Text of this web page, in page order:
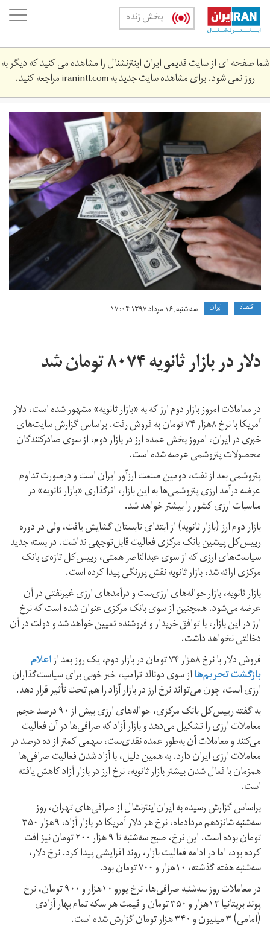
Skip
main
content
پخش زنده
شما صفحه ای از سایت قدیمی ایران اینترنشنال را مشاهده می کنید که دیگر به
روز نمی شود. برای مشاهده سایت جدید بهiranintl.comمراجعه کنید.
dollar.jpg
اقتصاد ايران سه شنبه, ۱۶ مرداد ۱۳۹۷ ۱۷:۰۴
دلار در بازار ثانویه ۸۰۷۴ تومان شد
در معاملات امروز بازار دوم ارز که به «بازار ثانویه» مشهور شده است، دلار
آمریکا با نرخ ۸هزار ۷۴ تومان به فروش رفت. براساس گزارش سایت‌های
خبری در ایران، امروز بخش عمده ارز در بازار دوم، از سوی صادرکنندگان
محصولات پتروشمی عرصه شده است.
پتروشمی بعد از نفت، دومین صنعت ارزآور ایران است و درصورت تداوم
عرضه درآمد ارزی پتروشمی‌ها به این بازار، اثرگذاری «بازار ثانویه» در
مناسبات ارزی کشور را بیشتر خواهد شد.
بازار دوم ارز (بازار ثانویه) از ابتدای تابستان گشایش یافت، ولی در دوره
رییس‌کل پیشین بانک مرکزی فعالیت قابل‌توجهی نداشت. در بسته جدید
سیاست‌های ارزی که از سوی عبدالناصر همتی، رییس‌کل تازه‌ی بانک
مرکزی ارائه شد، بازار ثانویه نقش پررنگی پیدا کرده است.
بازار ثانویه، بازار حواله‌های ارزی‌ست و درآمدهای ارزی غیرنفتی در آن
عرضه می‌شود. همچنین از سوی بانک مرکزی عنوان شده است که نرخ
ارز در این بازار، با توافق خریدار و فروشنده تعیین خواهد شد و دولت در آن
دخالتی نخواهد داشت.
فروش دلار با نرخ ۸هزار ۷۴ تومان در بازار دوم، یک روز بعد از
اعلام
بازگشت تحریم‌هااز سوی دونالد ترامپ، خبر خوبی برای سیاست‌گذاران
ارزی است، چون می‌تواند نرخ ارز در بازار آزاد را هم تحت تأثیر قرار دهد.
به گفته رییس‌کل بانک مرکزی، حواله‌های ارزی بیش از ۹۰ درصد حجم
معاملات ارزی را تشکیل می‌دهد و بازار آزاد که صرافی‌ها در آن فعالیت
می‌کنند و معاملات آن به‌طور عمده نقدی‌ست، سهمی کمتر از ده درصد در
معاملات ارزی ایران دارد. به همین دلیل، با آزاد شدن فعالیت صرافی‌ها
همزمان با فعال شدن بیشتر بازار ثانویه، نرخ ارز در بازار آزاد کاهش یافته
است.
براساس گزارش رسیده به ایران‌اینترنشال از صرافی‌های تهران، روز
سه‌شنبه شانزدهم مردادماه، نرخ هر دلار آمریکا در بازار آزاد، ۹هزار ۳۵۰
تومان بوده است. این نرخ، صبح سه‌شنبه تا ۹ هزار ۲۰۰ تومان نیز افت
کرده بود، اما در ادامه فعالیت بازار، روند افزایشی پیدا کرد. نرخ دلار،
سه‌شنبه هفته گذشته، ۱۰هزار و ۷۰۰ تومان بود.
در معاملات روز سه‌شنبه صرافی‌ها، نرخ یورو ۱۰هزار و ۹۰۰ تومان، نرخ
پوند بریتانیا ۱۲هزار و ۳۵۰ تومان و قیمت هر سکه تمام بهار آزادی
(امامی) ۳ میلیون و ۳۴۰ هزار تومان گزارش شده است.